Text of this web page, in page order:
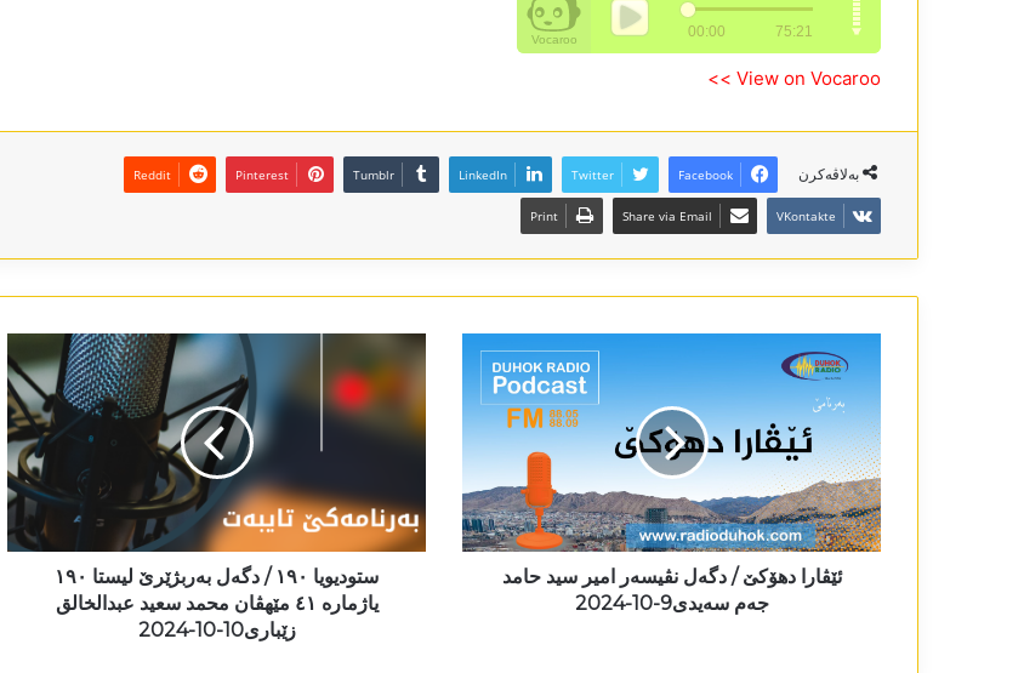
View on Vocaroo >>
بەلاڤەکرن Facebook
Twitter
LinkedIn
Tumblr
Pinterest
Reddit
VKontakte
Share via Email
Print
ئێڤارا دھۆکێ / دگەل نڤیسەر امیر سید حامد
جەم سەیدی9-10-2024
ستودیویا ١٩٠ / دگەل بەربژێرێ لیستا ١٩٠
یاژمارە ٤١ مێھڤان محمد سعید عبدالخالق
زێباری10-10-2024